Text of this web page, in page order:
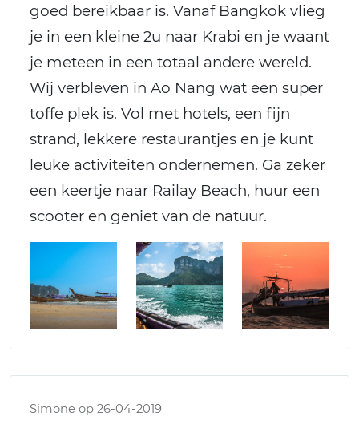
goed bereikbaar is. Vanaf Bangkok vlieg
je in een kleine 2u naar Krabi en je waant
je meteen in een totaal andere wereld.
Wij verbleven in Ao Nang wat een super
toffe plek is. Vol met hotels, een fijn
strand, lekkere restaurantjes en je kunt
leuke activiteiten ondernemen. Ga zeker
een keertje naar Railay Beach, huur een
scooter en geniet van de natuur.
Simone op 26-04-2019